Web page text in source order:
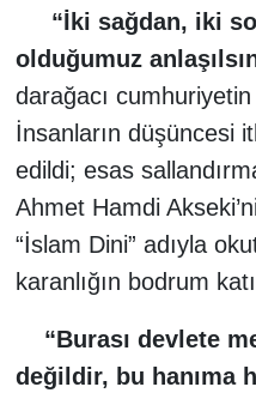
“İki sağdan, iki
olduğumuz
darağacı
İnsanların düşüncesi
edildi; esas
Ahmet Hamdi
“İslam Dini” adıyla
karanlığın bodrum
“Burası devlete
değildir, bu hanıma